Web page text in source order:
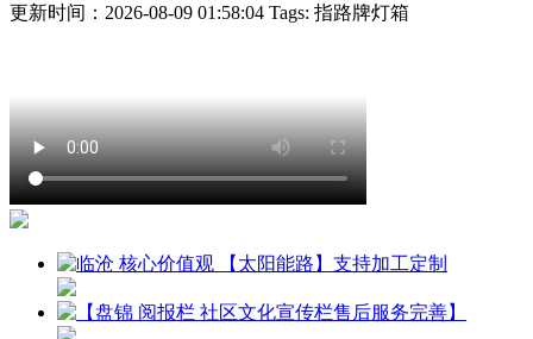
更新时间：2026-08-09 01:58:04 Tags: 指路牌灯箱